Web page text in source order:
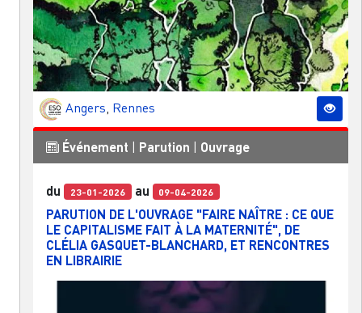
Angers Rennes
Événement Parution Ouvrage
du 23-01-2026 au 09-04-2026
PARUTION DE L'OUVRAGE "FAIRE NAÎTRE : CE QUE
LE CAPITALISME FAIT À LA MATERNITÉ", DE
CLÉLIA GASQUET-BLANCHARD, ET RENCONTRES
EN LIBRAIRIE